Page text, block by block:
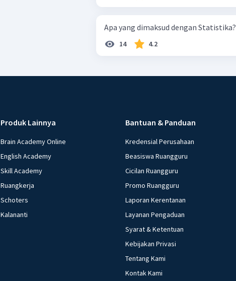
Apa yang dimaksud dengan Statistika?
14 4.2
Produk Lainnya
Brain Academy Online
English Academy
Skill Academy
Ruangkerja
Schoters
Kalananti
Bantuan & Panduan
Kredensial Perusahaan
Beasiswa Ruangguru
Cicilan Ruangguru
Promo Ruangguru
Laporan Kerentanan
Layanan Pengaduan
Syarat & Ketentuan
Kebijakan Privasi
Tentang Kami
Kontak Kami